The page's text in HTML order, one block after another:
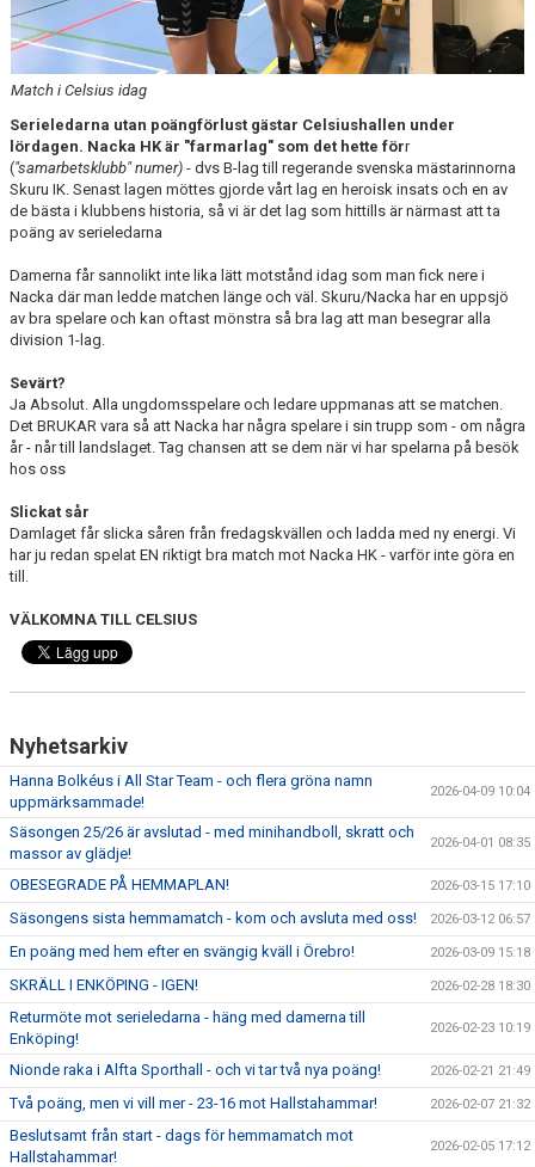
TABELL
Match i Celsius idag
Serieledarna utan poängförlust gästar Celsiushallen under
lördagen. Nacka HK är "farmarlag" som det hette förr
("samarbetsklubb" numer) - dvs B-lag till regerande svenska mästarinnorna
Skuru IK. Senast lagen möttes gjorde vårt lag en heroisk insats och en av
de bästa i klubbens historia, så vi är det lag som hittills är närmast att ta
poäng av serieledarna
Damerna får sannolikt inte lika lätt motstånd idag som man fick nere i
Nacka där man ledde matchen länge och väl. Skuru/Nacka har en uppsjö
av bra spelare och kan oftast mönstra så bra lag att man besegrar alla
division 1-lag.
Sevärt?
Ja Absolut. Alla ungdomsspelare och ledare uppmanas att se matchen.
Det BRUKAR vara så att Nacka har några spelare i sin trupp som - om några
år - når till landslaget. Tag chansen att se dem när vi har spelarna på besök
hos oss
Slickat sår
Damlaget får slicka såren från fredagskvällen och ladda med ny energi. Vi
har ju redan spelat EN riktigt bra match mot Nacka HK - varför inte göra en
till.
VÄLKOMNA TILL CELSIUS
Nyhetsarkiv
Hanna Bolkéus i All Star Team - och flera gröna namn
uppmärksammade!
2026-04-09 10:04
Säsongen 25/26 är avslutad - med minihandboll, skratt och
massor av glädje!
2026-04-01 08:35
OBESEGRADE PÅ HEMMAPLAN! 2026-03-15 17:10
Säsongens sista hemmamatch - kom och avsluta med oss! 2026-03-12 06:57
En poäng med hem efter en svängig kväll i Örebro! 2026-03-09 15:18
SKRÄLL I ENKÖPING - IGEN! 2026-02-28 18:30
Returmöte mot serieledarna - häng med damerna till
Enköping!
2026-02-23 10:19
Nionde raka i Alfta Sporthall - och vi tar två nya poäng! 2026-02-21 21:49
Två poäng, men vi vill mer - 23-16 mot Hallstahammar! 2026-02-07 21:32
Beslutsamt från start - dags för hemmamatch mot
Hallstahammar!
2026-02-05 17:12